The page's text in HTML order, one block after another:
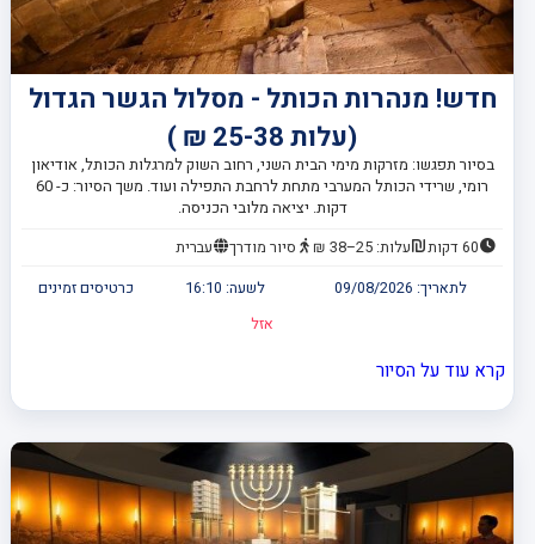
חדש! מנהרות הכותל - מסלול הגשר הגדול
(עלות 25-38 ₪ )
בסיור תפגשו: מזרקות מימי הבית השני, רחוב השוק למרגלות הכותל, אודיאון
רומי, שרידי הכותל המערבי מתחת לרחבת התפילה ועוד. משך הסיור: כ- 60
דקות. יציאה מלובי הכניסה.
60 דקות עלות: 25–38 ₪ סיור מודרך
עברית
לתאריך: 09/08/2026 לשעה: 16:10
כרטיסים זמינים
אזל
קרא עוד על הסיור